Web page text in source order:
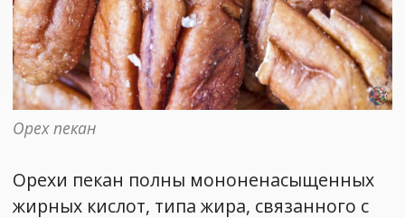
Орех пекан
Орехи пекан полны мононенасыщенных
жирных кислот, типа жира, связанного с